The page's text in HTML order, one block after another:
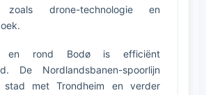
zoals drone-technologie en
en rond Bodø is efficiënt
De Nordlandsbanen-spoorlijn
met Trondheim en verder